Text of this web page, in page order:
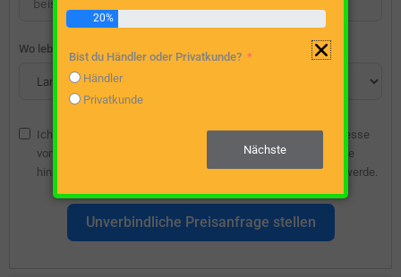
Wo lebst du?
Ich bin damit einverstanden, dass die angegebene E-Mail-Adresse
vom Webseitenbetreiber gespeichert wird, damit ich über diese
hinsichtlich eines unverbindlichen Preisangebots kontaktiert werde.
Unverbindliche Preisanfrage stellen
20%
Bist du Händler oder Privatkunde?
Händler
Privatkunde
Nächste